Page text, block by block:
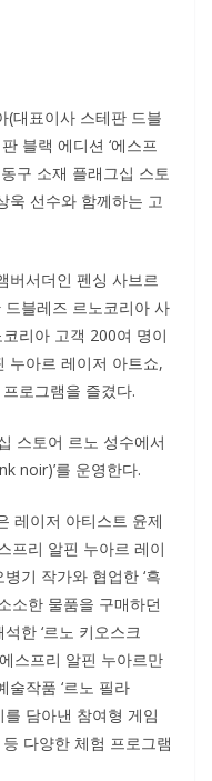
(대표이사 스테판 드블
블랙 에디션 ‘에스프
구 소재 플래그십 스토
욱 선수와 함께하는 고
버서더인 펜싱 사브르
블레즈 르노코리아 사
리아 고객 200여 명이
누아르 레이저 아트쇼,
로그램을 즐겼다.
스토어 르노 성수에서
noir)’를 운영한다.
레이저 아티스트 윤제
프리 알핀 누아르 레이
기 작가와 협업한 ‘흑
소한 물품을 구매하던
한 ‘르노 키오스크
스프리 알핀 누아르만
작품 ‘르노 필라
를 담아낸 참여형 게임
등 다양한 체험 프로그램